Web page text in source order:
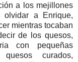
a los mejillones
olvidar a Enrique,
mientras tocaban
de los quesos,
con pequeñas
curados,